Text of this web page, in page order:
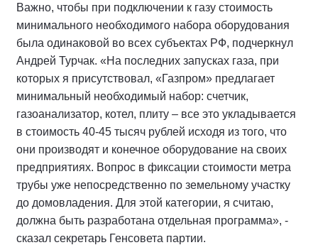
Важно, чтобы при подключении к газу стоимость
минимального необходимого набора оборудования
была одинаковой во всех субъектах РФ, подчеркнул
Андрей Турчак. «На последних запусках газа, при
которых я присутствовал, «Газпром» предлагает
минимальный необходимый набор: счетчик,
газоанализатор, котел, плиту – все это укладывается
в стоимость 40-45 тысяч рублей исходя из того, что
они производят и конечное оборудование на своих
предприятиях. Вопрос в фиксации стоимости метра
трубы уже непосредственно по земельному участку
до домовладения. Для этой категории, я считаю,
должна быть разработана отдельная программа», -
сказал секретарь Генсовета партии.